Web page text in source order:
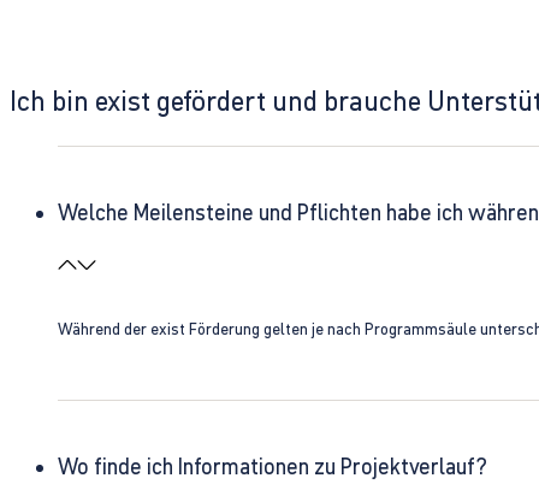
Ich bin exist gefördert und brauche
Welche Meilensteine und Pflichten habe ich
Während der exist Förderung gelten je nach Programmsäule
Wo finde ich Informationen zu Projektverlauf?